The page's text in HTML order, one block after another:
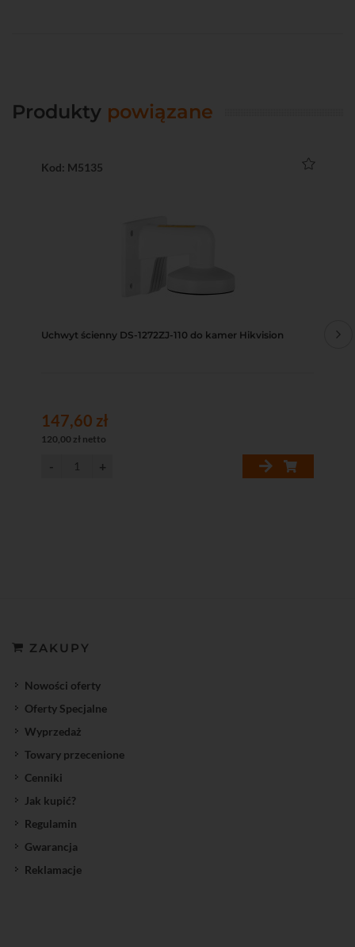
Produkty powiązane
Kod: M5135
Uchwyt ścienny DS-1272ZJ-110 do kamer Hikvision
147,60 zł
120,00 zł netto
ZAKUPY
Nowości oferty
Oferty Specjalne
Wyprzedaż
Towary przecenione
Cenniki
Jak kupić?
Regulamin
Gwarancja
Reklamacje